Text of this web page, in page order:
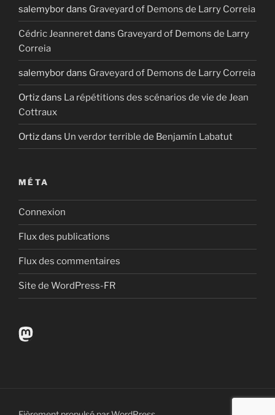
salemybordans Graveyard of Demons de Larry Correia
Cédric Jeanneretdans Graveyard of Demons de Larry
Correia
salemybordans Graveyard of Demons de Larry Correia
Ortizdans La répétitions des scénarios de vie de Jean
Cottraux
Ortizdans Un verdor terrible de Benjamín Labatut
MÉTA
Connexion
Flux des publications
Flux des commentaires
Site de WordPress-FR
Mastodon